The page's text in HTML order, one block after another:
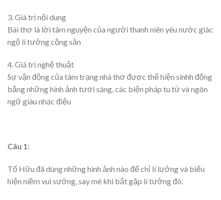
3. Giá trị nội dung
Bài thơ là lời tâm nguyện của người thanh niên yêu nước giác
ngộ lí tưởng cộng sản
4. Giá trị nghệ thuật
Sự vận động của tâm trạng nhà thơ được thể hiện sinhh động
bằng những hình ảnh tươi sáng, các biện pháp tu từ và ngôn
ngữ giàu nhạc điệu
Câu 1:
Tố Hữu đã dùng những hình ảnh nào để chỉ lí lưởng và biểu
hiện niềm vui sướng, say mê khi bắt gặp lí tưởng đó.